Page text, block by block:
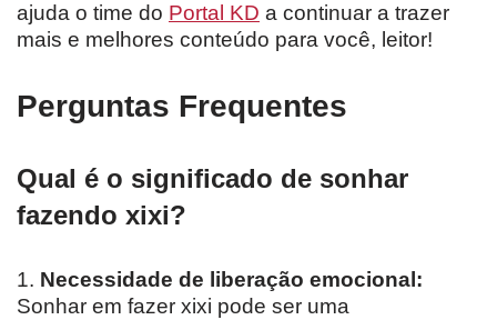
ajuda o time do Portal KD a continuar a trazer
mais e melhores conteúdo para você, leitor!
Perguntas Frequentes
Qual é o significado de sonhar
fazendo xixi?
1. Necessidade de liberação emocional:
Sonhar em fazer xixi pode ser uma